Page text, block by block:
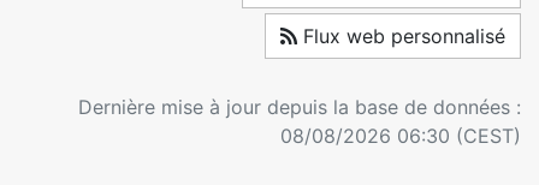
Flux web personnalisé
Dernière mise à jour depuis la base de données :
08/08/2026 06:30 (CEST)